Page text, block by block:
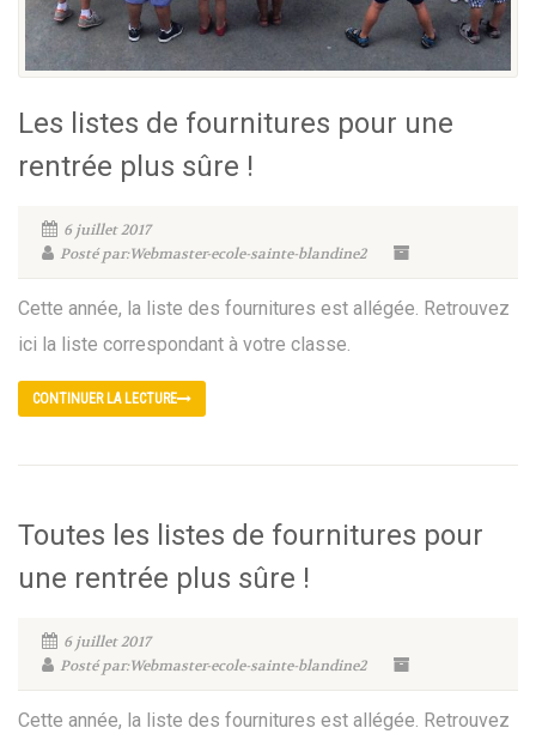
Les listes de fournitures pour une
rentrée plus sûre !
6 juillet 2017
Posté par:Webmaster-ecole-sainte-blandine2
Cette année, la liste des fournitures est allégée. Retrouvez
ici la liste correspondant à votre classe.
CONTINUER LA LECTURE
Toutes les listes de fournitures pour
une rentrée plus sûre !
6 juillet 2017
Posté par:Webmaster-ecole-sainte-blandine2
Cette année, la liste des fournitures est allégée. Retrouvez